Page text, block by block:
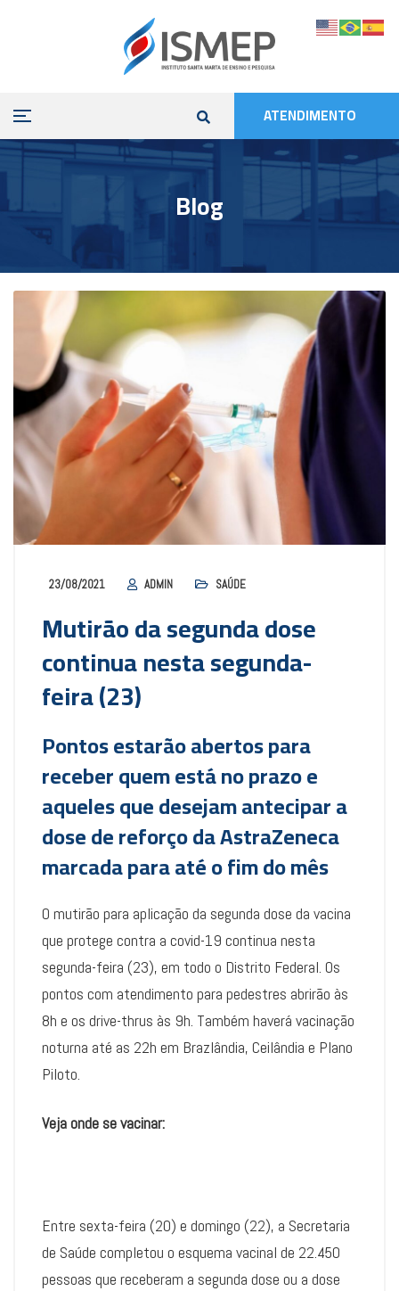
ATENDIMENTO
Blog
23/08/2021 ADMIN SAÚDE
Mutirão da segunda dose
continua nesta segunda-
feira (23)
Pontos estarão abertos para
receber quem está no prazo e
aqueles que desejam antecipar a
dose de reforço da AstraZeneca
marcada para até o fim do mês
O mutirão para aplicação da segunda dose da vacina
que protege contra a covid-19 continua nesta
segunda-feira (23), em todo o Distrito Federal. Os
pontos com atendimento para pedestres abrirão às
8h e os drive-thrus às 9h. Também haverá vacinação
noturna até as 22h em Brazlândia, Ceilândia e Plano
Piloto.
Veja onde se vacinar:
Entre sexta-feira (20) e domingo (22), a Secretaria
de Saúde completou o esquema vacinal de 22.450
pessoas que receberam a segunda dose ou a dose